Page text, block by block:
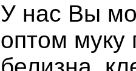
У нас Вы
оптом